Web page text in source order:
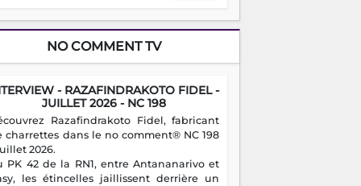
NO COMMENT TV
- RAZAFINDRAKOTO FIDEL -
JUILLET 2026 - NC 198
Razafindrakoto Fidel, fabricant
charrettes dans le no comment® NC 198
2026.
PK 42 de la RN1, entre Antananarivo et
les étincelles jaillissent derrière un